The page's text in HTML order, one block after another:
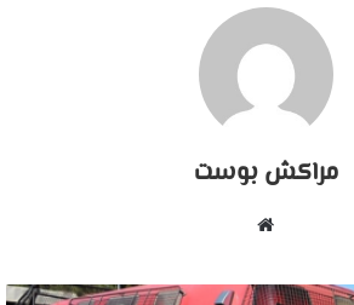
مراكش بوست